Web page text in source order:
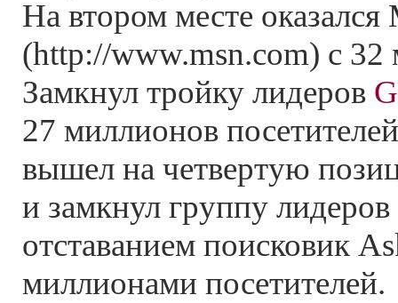
На втором месте оказался
(http://www.msn.com) с
Замкнул тройку лидеров
27 миллионов
вышел на четвертую
и замкнул группу
отставанием поисковик
миллионами посетителей.